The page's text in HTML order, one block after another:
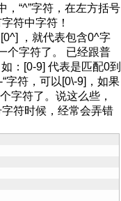
，“^”字符，在左方括号
符中字符！
，就代表包含0^字
个字符了。 已经跟普
：[0-9] 代表是匹配0到
字符，可以[0\-9]，如果
字符了。说这么些，
符时候，经常会弄错